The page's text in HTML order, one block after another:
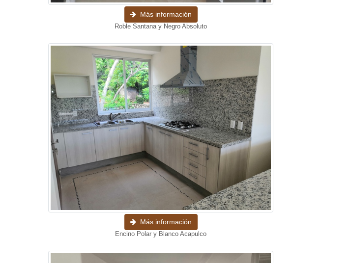
Más información
Roble Santana y Negro Absoluto
Más información
Encino Polar y Blanco Acapulco